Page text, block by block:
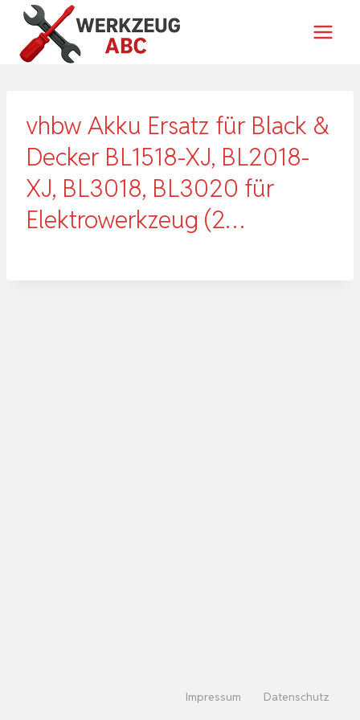
Zum
Inhalt
springen
vhbw Akku Ersatz für Black &
Decker BL1518-XJ, BL2018-
XJ, BL3018, BL3020 für
Elektrowerkzeug (2…
Impressum Datenschutz